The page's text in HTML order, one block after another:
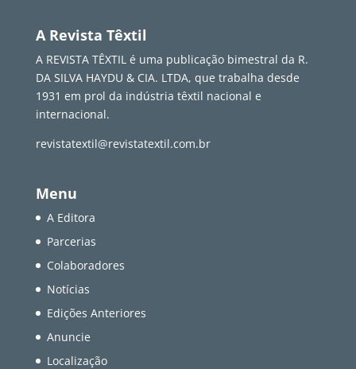
A Revista Têxtil
A REVISTA TÊXTIL é uma publicação bimestral da R.
DA SILVA HAYDU & CIA. LTDA, que trabalha desde
1931 em prol da indústria têxtil nacional e
internacional.
revistatextil@revistatextil.com.br
Menu
A Editora
Parcerias
Colaboradores
Notícias
Edições Anteriores
Anuncie
Localização